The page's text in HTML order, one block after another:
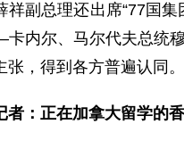
祥副总理还出席“77国
内尔、马尔代夫总统
，得到各方普遍认同。
者：正在加拿大留学的